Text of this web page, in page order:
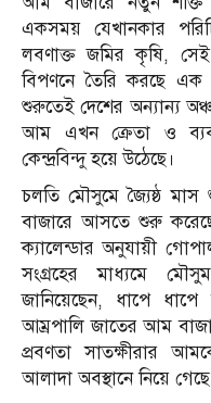
একসময় যেখানকার
লবণাক্ত জমির কৃষি,
বিপণনে তৈরি করছে
শুরুতেই দেশের অন্যান্য
আম এখন ক্রেতা ও
কেন্দ্রবিন্দু হয়ে উঠেছে।
চলতি মৌসুমে জ্যৈষ্ঠ
বাজারে আসতে শুরু করেছে।
ক্যালেন্ডার অনুযায়ী
সংগ্রহের মাধ্যমে
জানিয়েছেন, ধাপে
আম্রপালি জাতের আম
প্রবণতা সাতক্ষীরার
আলাদা অবস্থানে নিয়ে